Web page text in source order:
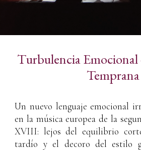
Turbulencia Emocional
Temprana
Un nuevo lenguaje emocional
en la música europea de la
XVIII: lejos del equilibrio
tardío y el decoro del estilo